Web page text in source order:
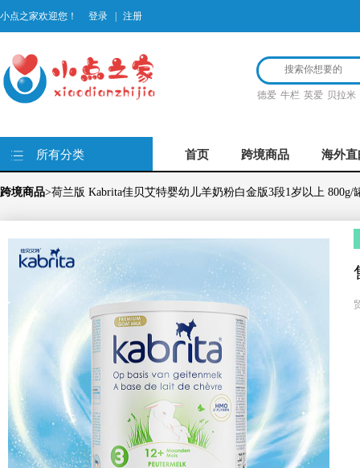
小点之家欢迎您！ 登录 注册
德爱 牛栏 英爱 贝拉米
所有分类 首页 跨境商品 海外直
跨境商品>荷兰版 Kabrita佳贝艾特婴幼儿羊奶粉白金版3段1岁以上 800g/